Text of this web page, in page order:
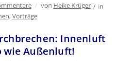
/ von Heike Krüger / in
,Vorträge
Innenluft
wie Außenluft!